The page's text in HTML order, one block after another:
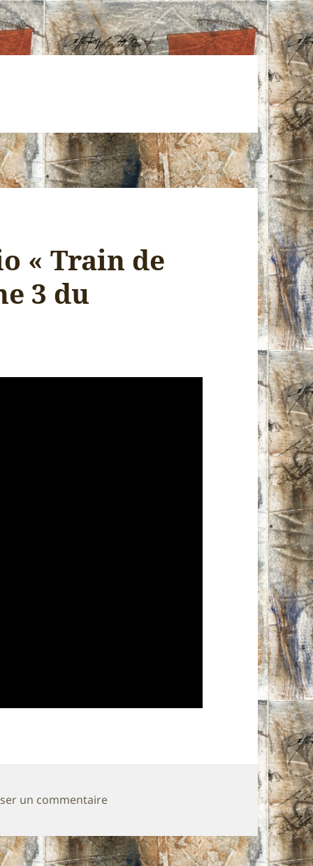
« Train de
3 du
un commentairesur l’émission de radio « Train de nuit